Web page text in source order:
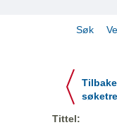
Søk
Tilbake
Tittel: